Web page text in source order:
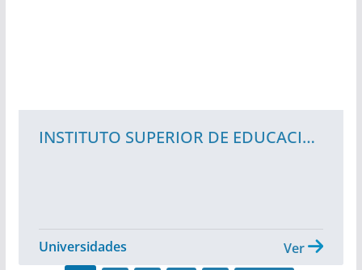
INSTITUTO SUPERIOR DE EDUCACION LABORAL (ISDEL)
Ver
Universidades